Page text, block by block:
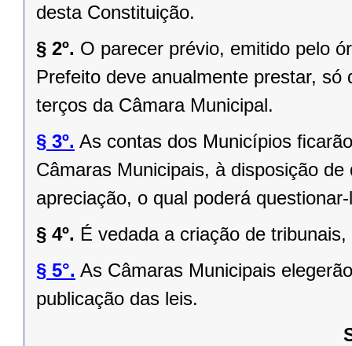
desta Constituição.
§ 2º. O parecer prévio, emitido pelo
Prefeito deve anualmente prestar,
terços da Câmara Municipal.
§ 3º. As contas dos Municípios
Câmaras Municipais, à disposição
apreciação, o qual poderá
§ 4º. É vedada a criação de
§ 5°. As Câmaras Municipais
publicação das leis.